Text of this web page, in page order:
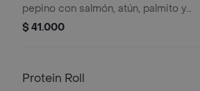
pepino con salmón, atún, palmito y
wakame en salsa ponzu.
$ 41.000
Protein Roll